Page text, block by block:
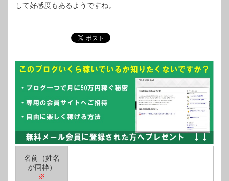
して好感度もあるようですね。
名前（姓名
が同枠）
※